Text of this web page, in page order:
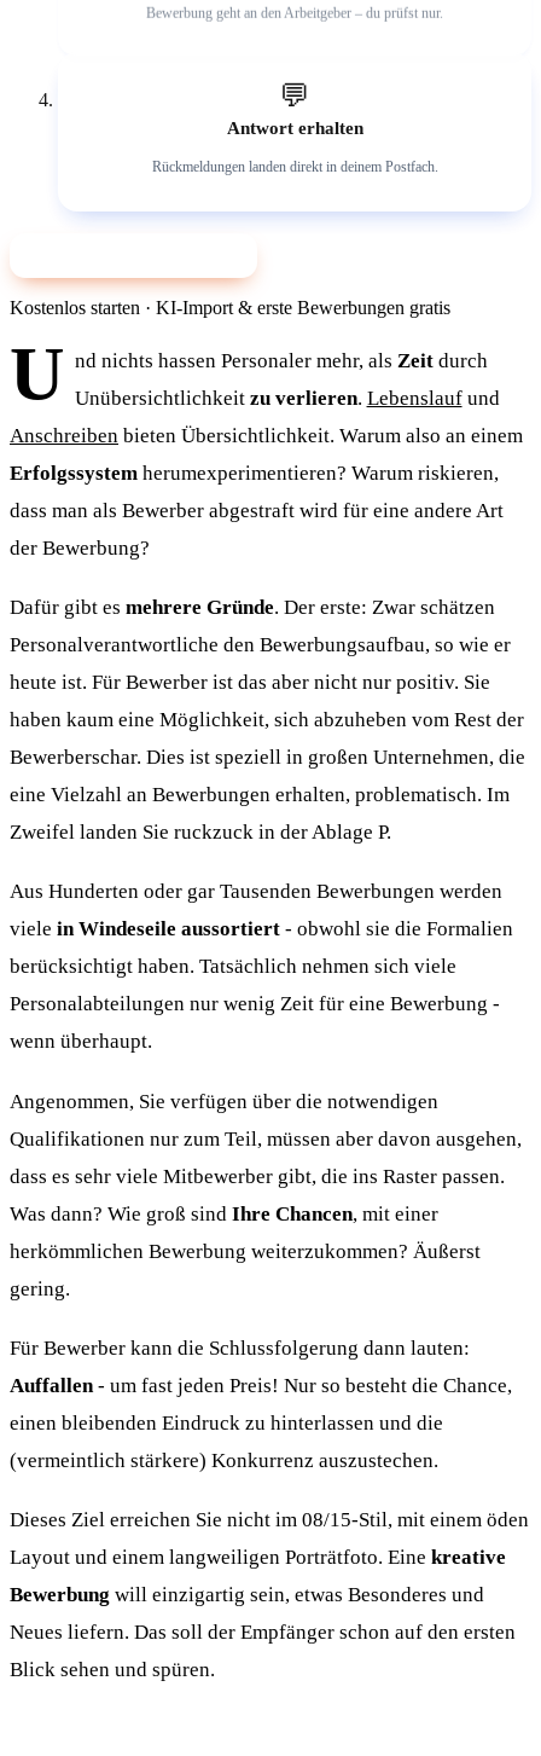
Bewerbung geht an den Arbeitgeber – du prüfst nur.
💬
Antwort erhalten
Rückmeldungen landen direkt in deinem Postfach.
Kostenlos starten · KI-Import & erste Bewerbungen gratis
U nd nichts hassen Personaler mehr, als Zeitdurch
Unübersichtlichkeit zu verlieren. Lebenslaufund
Anschreiben bieten Übersichtlichkeit. Warum also an einem
Erfolgssystem herumexperimentieren? Warum riskieren,
dass man als Bewerber abgestraft wird für eine andere Art
der Bewerbung?
Dafür gibt es mehrere Gründe. Der erste: Zwar schätzen
Personalverantwortliche den Bewerbungsaufbau, so wie er
heute ist. Für Bewerber ist das aber nicht nur positiv. Sie
haben kaum eine Möglichkeit, sich abzuheben vom Rest der
Bewerberschar. Dies ist speziell in großen Unternehmen, die
eine Vielzahl an Bewerbungen erhalten, problematisch. Im
Zweifel landen Sie ruckzuck in der Ablage P.
Aus Hunderten oder gar Tausenden Bewerbungen werden
viele in Windeseile aussortiert - obwohl sie die Formalien
berücksichtigt haben. Tatsächlich nehmen sich viele
Personalabteilungen nur wenig Zeit für eine Bewerbung -
wenn überhaupt.
Angenommen, Sie verfügen über die notwendigen
Qualifikationen nur zum Teil, müssen aber davon ausgehen,
dass es sehr viele Mitbewerber gibt, die ins Raster passen.
Was dann? Wie groß sind Ihre Chancen, mit einer
herkömmlichen Bewerbung weiterzukommen? Äußerst
gering.
Für Bewerber kann die Schlussfolgerung dann lauten:
Auffallen - um fast jeden Preis! Nur so besteht die Chance,
einen bleibenden Eindruck zu hinterlassen und die
(vermeintlich stärkere) Konkurrenz auszustechen.
Dieses Ziel erreichen Sie nicht im 08/15-Stil, mit einem öden
Layout und einem langweiligen Porträtfoto. Eine kreative
Bewerbung will einzigartig sein, etwas Besonderes und
Neues liefern. Das soll der Empfänger schon auf den ersten
Blick sehen und spüren.